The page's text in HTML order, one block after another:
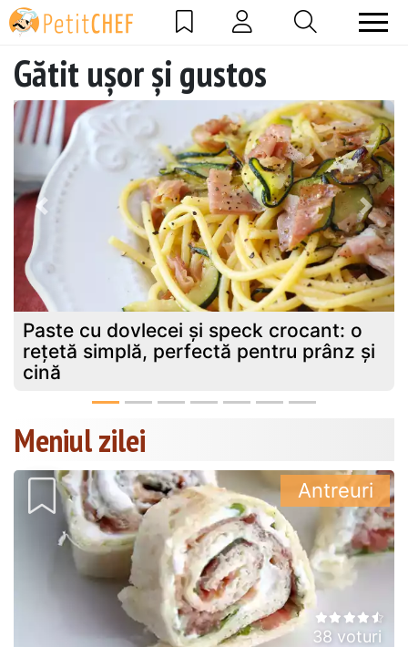
Gătit ușor și gustos
Paste cu dovlecei și speck crocant: o
rețetă simplă, perfectă pentru prânz și
cină
Previous Next
Meniul zilei
38 voturi
Antreuri